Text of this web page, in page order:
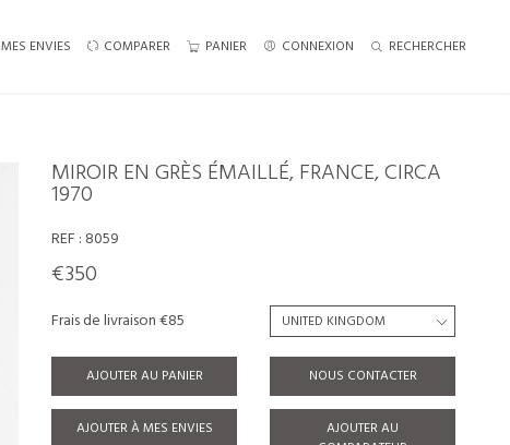
MES ENVIES COMPARER PANIER CONNEXION RECHERCHER
MIROIR EN GRÈS ÉMAILLÉ, FRANCE, CIRCA
1970
REF : 8059
€350
Frais de livraison €85
AJOUTER AU PANIER NOUS CONTACTER
AJOUTER À MES ENVIES
AJOUTER AU